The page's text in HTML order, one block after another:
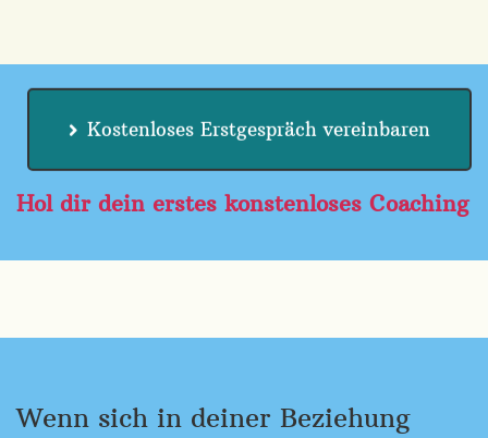
Kostenloses Erstgespräch vereinbaren
Hol dir dein erstes konstenloses Coaching
Wenn sich in deiner Beziehung